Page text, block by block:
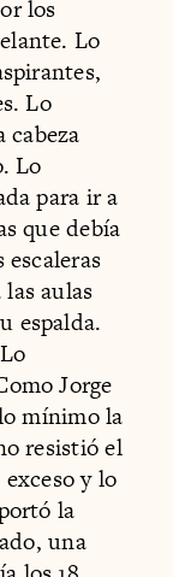
los
Lo
Lo
cabeza
Lo
para ir a
que debía
aulas
espalda.
Jorge
mínimo la
resistió el
y lo
la
una